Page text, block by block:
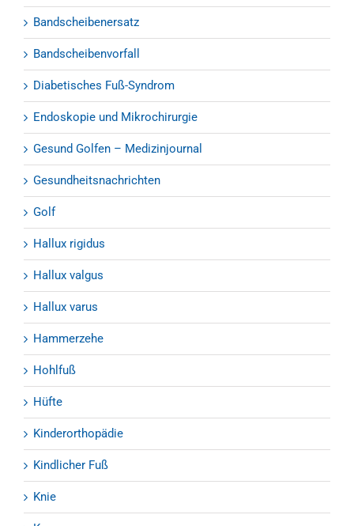
Bandscheibenersatz
Bandscheibenvorfall
Diabetisches Fuß-Syndrom
Endoskopie und Mikrochirurgie
Gesund Golfen – Medizinjournal
Gesundheitsnachrichten
Golf
Hallux rigidus
Hallux valgus
Hallux varus
Hammerzehe
Hohlfuß
Hüfte
Kinderorthopädie
Kindlicher Fuß
Knie